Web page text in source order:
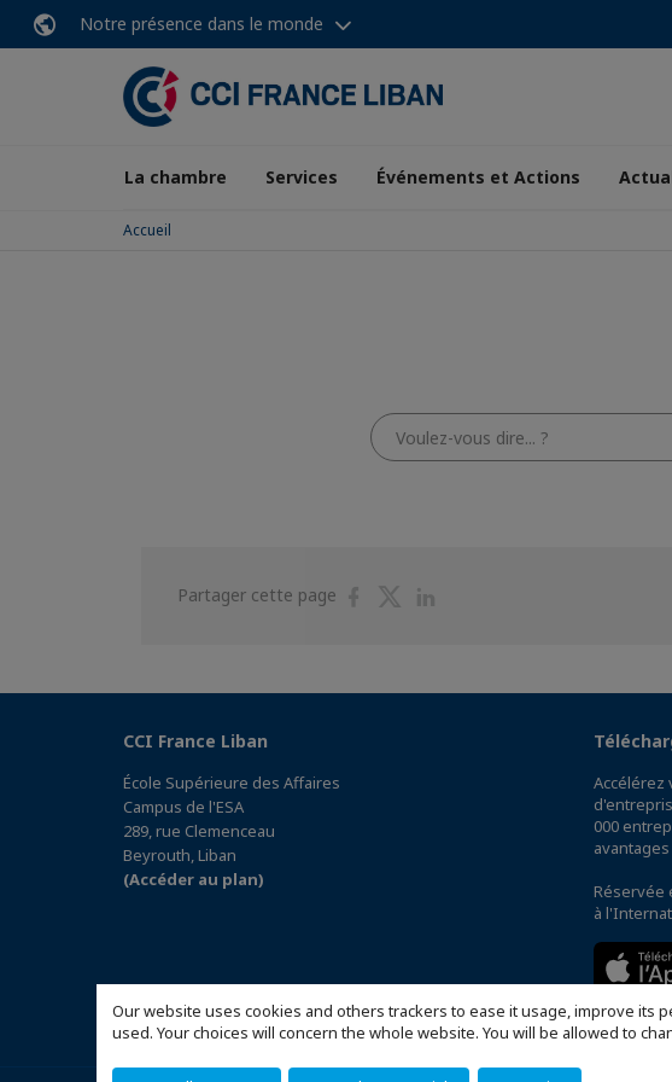
Our website uses cookies and others trackers to ease it usage, improve its
used. Your choices will concern the whole website. You will be allowed to
Notre présence dans le monde
La chambre Services Événements et Actions
Accueil
Voulez-
vous
dire...
Partager cette page
PartagerPartager
CCI France Liban
École Supérieure des Affaires
Campus de l'ESA
289, rue Clemenceau
Beyrouth, Liban
(Accéder au plan)
Accélérez
000
Réservée
à